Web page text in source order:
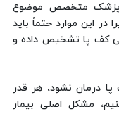
متخصص موضوع
این موارد حتماً باید
کف پا تشخیص داده و
درمان نشود، هر قدر
مشکل اصلی بیمار